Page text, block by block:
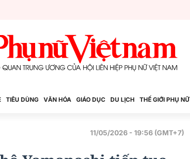
TIÊU DÙNG VĂN HÓA GIÁO DỤC DU LỊCH THẾ GIỚI PHỤ NỮ
11/05/2026 - 19:56 (GMT+7)